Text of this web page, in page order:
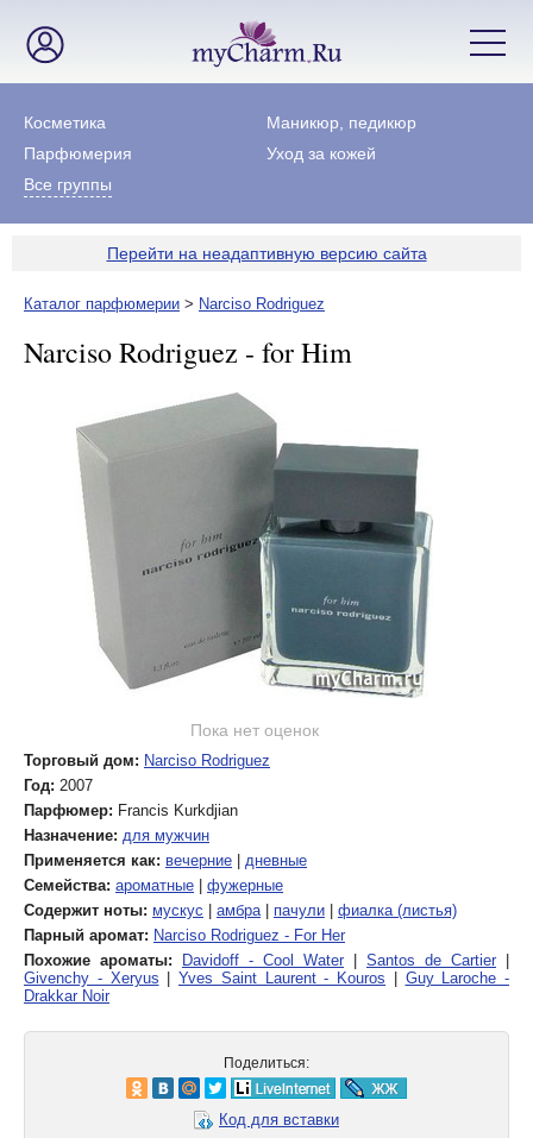
Косметика
Маникюр, педикюр
Парфюмерия
Уход за кожей
Все группы
Перейти на неадаптивную версию сайта
Каталог парфюмерии > Narciso Rodriguez
Narciso Rodriguez - for Him
Пока нет оценок
Торговый дом: Narciso Rodriguez
Год: 2007
Парфюмер: Francis Kurkdjian
Назначение: для мужчин
Применяется как: вечерние
дневные
Семейства: ароматные
фужерные
Содержит ноты: мускус амбра| пачули
фиалка (листья)
Парный аромат: Narciso Rodriguez - For Her
Похожие ароматы:
Davidoff - Cool Water Santos de Cartier
Givenchy - Xeryus
Yves Saint Laurent - Kouros
Guy Laroche -
Drakkar Noir
Поделиться:
Код для вставки